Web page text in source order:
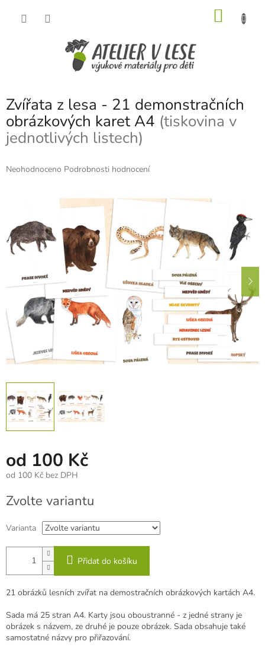
Zvířata z lesa - 21 demonstračních
obrázkových karet A4 (tiskovina v
jednotlivých listech)
Průměrné
5
hvězdiček.
Neohodnoceno Podrobnosti hodnocení
od 100 Kč
od 100 Kč bez DPH
cena:
Zvolte variantu
Varianta
Přidat do košíku
21 obrázků lesních zvířat na demostračních obrázkových kartách A4.
Sada má 25 stran A4. Karty jsou oboustranné - z jedné strany je
obrázek s názvem, ze druhé je pouze obrázek. Sada obsahuje také
samostatné názvy pro přiřazování.